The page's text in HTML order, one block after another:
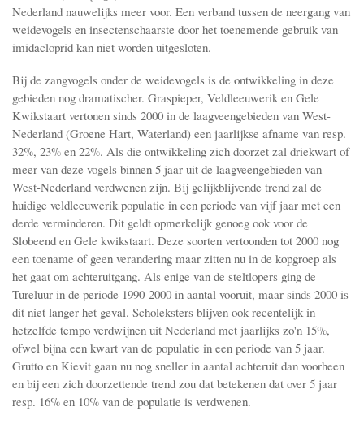
Nederland nauwelijks meer voor. Een verband tussen de neergang van
weidevogels en insectenschaarste door het toenemende gebruik van
imidacloprid kan niet worden uitgesloten.
Bij de zangvogels onder de weidevogels is de ontwikkeling in deze
gebieden nog dramatischer. Graspieper, Veldleeuwerik en Gele
Kwikstaart vertonen sinds 2000 in de laagveengebieden van West-
Nederland (Groene Hart, Waterland) een jaarlijkse afname van resp.
32%, 23% en 22%. Als die ontwikkeling zich doorzet zal driekwart of
meer van deze vogels binnen 5 jaar uit de laagveengebieden van
West-Nederland verdwenen zijn. Bij gelijkblijvende trend zal de
huidige veldleeuwerik populatie in een periode van vijf jaar met een
derde verminderen. Dit geldt opmerkelijk genoeg ook voor de
Slobeend en Gele kwikstaart. Deze soorten vertoonden tot 2000 nog
een toename of geen verandering maar zitten nu in de kopgroep als
het gaat om achteruitgang. Als enige van de steltlopers ging de
Tureluur in de periode 1990-2000 in aantal vooruit, maar sinds 2000 is
dit niet langer het geval. Scholeksters blijven ook recentelijk in
hetzelfde tempo verdwijnen uit Nederland met jaarlijks zo'n 15%,
ofwel bijna een kwart van de populatie in een periode van 5 jaar.
Grutto en Kievit gaan nu nog sneller in aantal achteruit dan voorheen
en bij een zich doorzettende trend zou dat betekenen dat over 5 jaar
resp. 16% en 10% van de populatie is verdwenen.